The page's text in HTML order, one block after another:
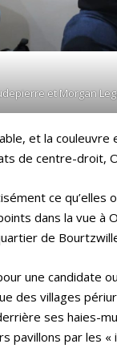
et Morgan
et la couleuvre
de centre-droit,
ce
dans la vue à
de
une candidate
des villages
ses haies-
pavillons par les